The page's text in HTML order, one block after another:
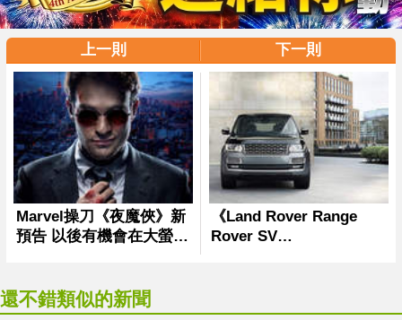
上一則 下一則
還不錯類似的新聞